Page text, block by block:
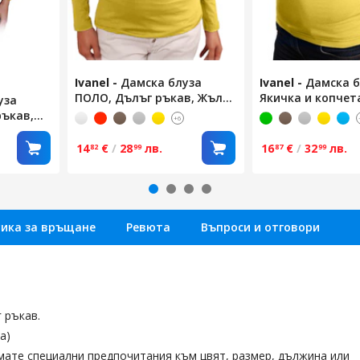
Ivanel - Дамска блуза
ПОЛО, Дълъг ръкав, Жълт,
Размер XXL
+6
1482 € / 2899 лв.
Ivanel - Дамска
Якичка и
ръкав, Жълт,
1687 € / 3299 лв.
за връщане Ревюта Въпроси и отговори
ръкав.
специални предпочитания към цвят, размер, дължина или